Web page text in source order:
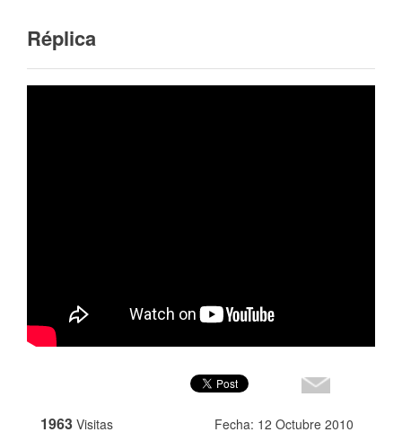
Réplica
1963 Visitas Fecha: 12 Octubre 2010